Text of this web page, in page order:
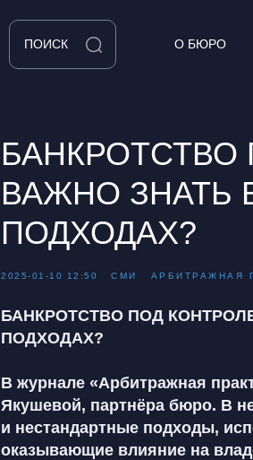
ПОИСК О БЮРО
ВАЖНО ЗНАТЬ
ПОДХОДАХ?
2025-01-10 12:50 СМИ АРБИТРАЖНАЯ
БАНКРОТСТВО ПОД
ПОДХОДАХ?
В журнале «Арбитражная
Якушевой, партнёра бюро. В
и нестандартные подходы,
оказывающие влияние на